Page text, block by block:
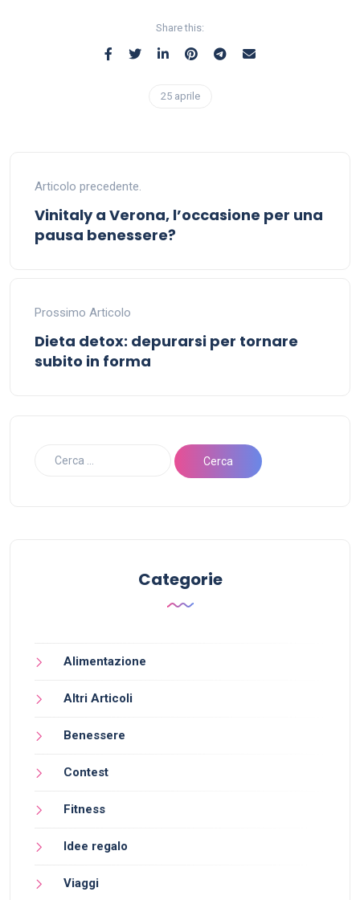
Share this:
25 aprile
Articolo precedente.
Vinitaly a Verona, l’occasione per una
pausa benessere?
Prossimo Articolo
Dieta detox: depurarsi per tornare
subito in forma
Categorie
Alimentazione
Altri Articoli
Benessere
Contest
Fitness
Idee regalo
Viaggi